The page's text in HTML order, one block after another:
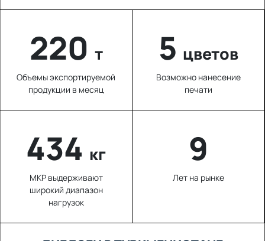
220 т
Объемы экспортируемой
продукции в месяц
5 цветов
Возможно нанесение
печати
579 кг
МКР выдерживают
широкий диапазон
нагрузок
9
Лет на рынке